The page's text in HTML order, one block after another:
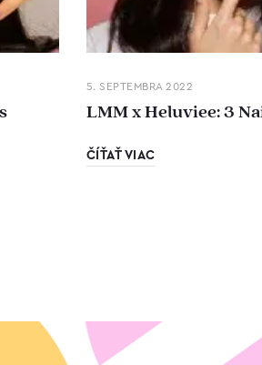
5. SEPTEMBRA 2022
LMM x Heluviee: 3
ČÍŤAŤ VIAC